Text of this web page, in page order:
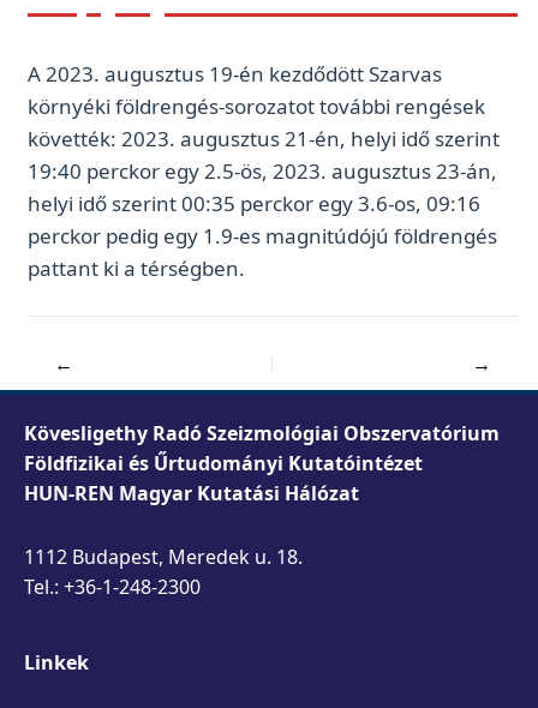
A 2023. augusztus 19-én kezdődött Szarvas
környéki földrengés-sorozatot további rengések
követték: 2023. augusztus 21-én, helyi idő szerint
19:40 perckor egy 2.5-ös, 2023. augusztus 23-án,
helyi idő szerint 00:35 perckor egy 3.6-os, 09:16
perckor pedig egy 1.9-es magnitúdójú földrengés
pattant ki a térségben.
← →
Kövesligethy Radó Szeizmológiai Obszervatórium
Földfizikai és Űrtudományi Kutatóintézet
HUN-REN Magyar Kutatási Hálózat
1112 Budapest, Meredek u. 18.
Tel.: +36-1-248-2300
Linkek